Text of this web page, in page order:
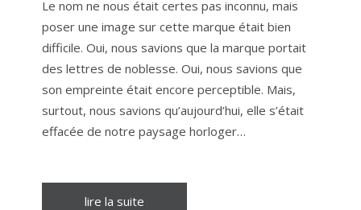
Le nom ne nous était certes pas inconnu, mais
poser une image sur cette marque était bien
difficile. Oui, nous savions que la marque portait
des lettres de noblesse. Oui, nous savions que
son empreinte était encore perceptible. Mais,
surtout, nous savions qu’aujourd’hui, elle s’était
effacée de notre paysage horloger…
lire la suite